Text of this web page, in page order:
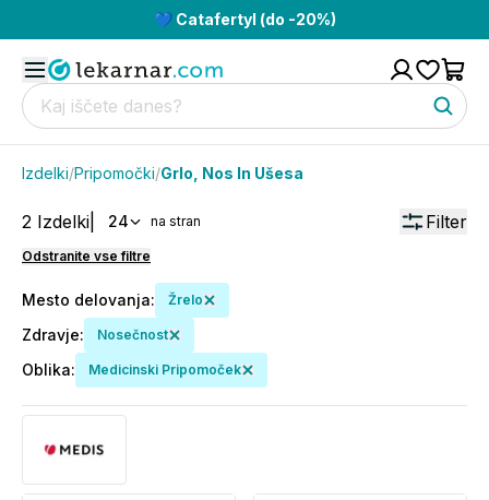
💙 Catafertyl (do -20%)
Izdelki/Pripomočki/Grlo, Nos In Ušesa
2 Izdelki 24 na stran Filter
Odstranite vse filtre
Mesto delovanja: Žrelo
Zdravje: Nosečnost
Oblika: Medicinski Pripomoček